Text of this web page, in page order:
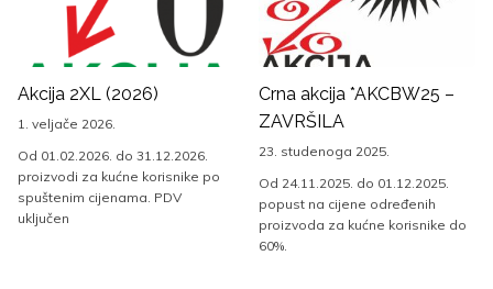
Akcija 2XL (2026)
1. veljače 2026.
Od 01.02.2026. do 31.12.2026.
proizvodi za kućne korisnike po
spuštenim cijenama. PDV
uključen
Crna akcija *AKCBW25 –
ZAVRŠILA
23. studenoga 2025.
Od 24.11.2025. do 01.12.2025.
popust na cijene određenih
proizvoda za kućne korisnike do
60%.